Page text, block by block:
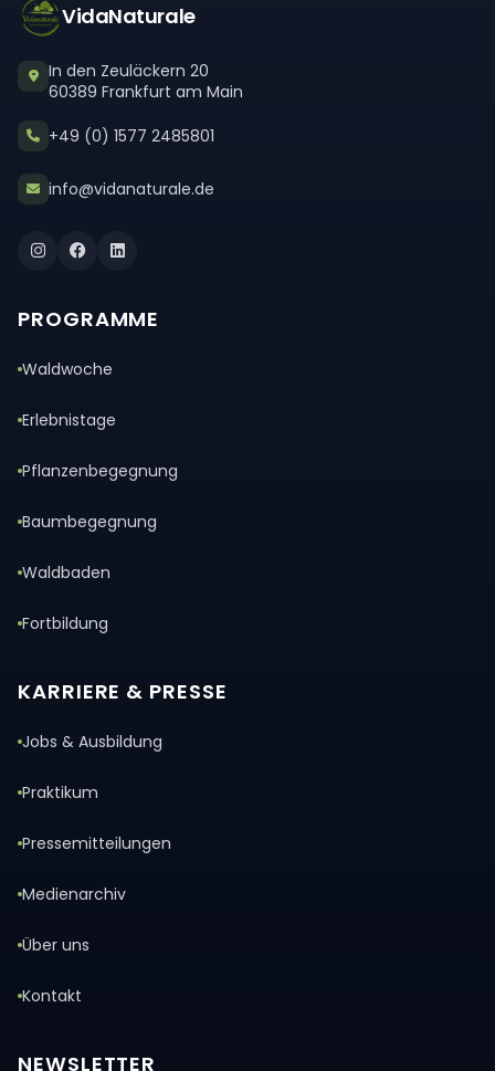
VidaNaturale
In den Zeuläckern 20
60389 Frankfurt am Main
+49 (0) 1577 2485801
info@vidanaturale.de
PROGRAMME
Waldwoche
Erlebnistage
Pflanzenbegegnung
Baumbegegnung
Waldbaden
Fortbildung
KARRIERE & PRESSE
Jobs & Ausbildung
Praktikum
Pressemitteilungen
Medienarchiv
Über uns
Kontakt
NEWSLETTER